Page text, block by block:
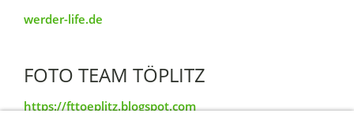
werder-life.de
FOTO TEAM TÖPLITZ
https://fttoeplitz.blogspot.com